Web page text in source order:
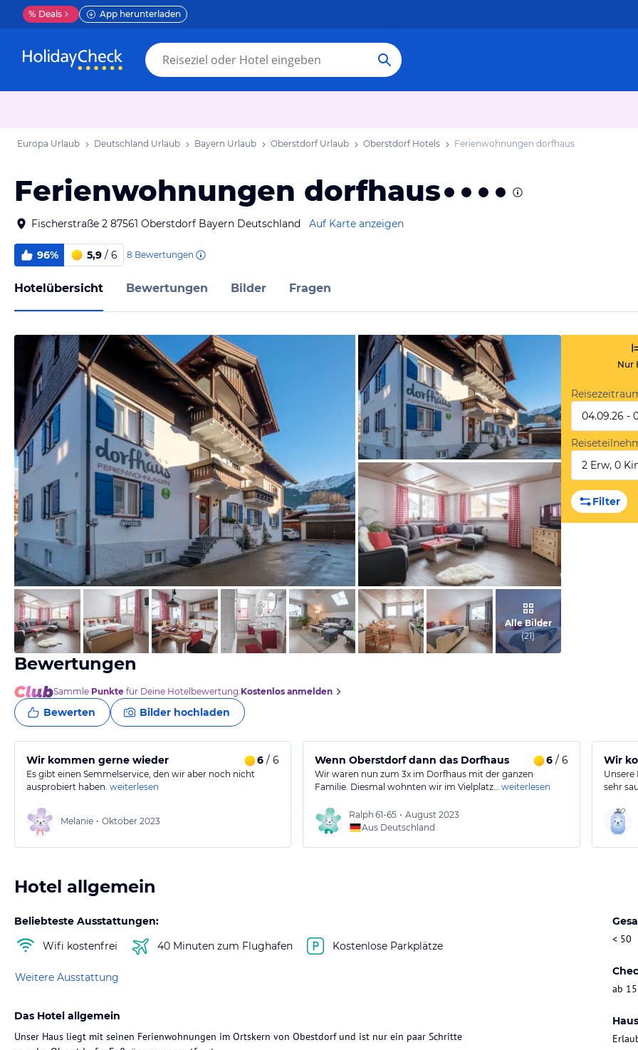
% Deals App herunterladen
Europa Urlaub Deutschland Urlaub Bayern Urlaub Oberstdorf Urlaub Oberstdorf Hotels Ferienwohnungen dorfhaus
Ferienwohnungen dorfhaus
Fischerstraße 2 87561 Oberstdorf Bayern Deutschland Auf Karte anzeigen
96% 5,9 / 6 8 Bewertungen
Hotelübersicht Bewertungen Bilder Fragen
vom Hotelier, Januar 2018
vom Hotelier, Januar 2018
vom Hotelier, November 2018Alle Bilder
(21)
Nur
04.09.26 -
2 Erw, 0
Filter
Bewertungen
Sammle Punkte für Deine Hotelbewertung.Kostenlos anmelden
Bewerten Bilder hochladen
Wir kommen gerne wieder 6 / 6
Es gibt einen Semmelservice, den wir aber noch nicht
ausprobiert haben. weiterlesen
Melanie • Oktober 2023
Wenn Oberstdorf dann das Dorfhaus 6/ 6
Wir waren nun zum 3x im Dorfhaus mit der ganzen
Familie. Diesmal wohnten wir im Vielplatz… weiterlesen
Ralph 61-65 • August 2023
Aus Deutschland
Wir
Unsere
sehr
Hotel allgemein
Beliebteste Ausstattungen:
Wifi kostenfrei
40 Minuten zum Flughafen Kostenlose Parkplätze
Weitere Ausstattung
< 50
ab
Das Hotel allgemein
Unser Haus liegt mit seinen Ferienwohnungen im Ortskern von Obestdorf und ist nur ein paar Schritte